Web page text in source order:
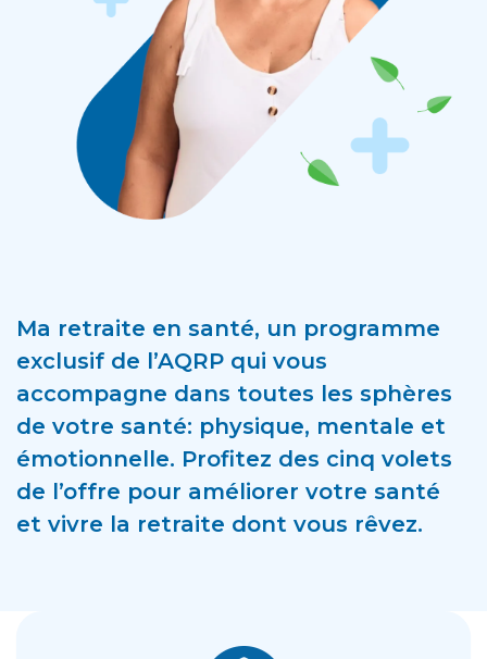
Ma retraite en santé, un programme
exclusif de l’AQRP qui vous
accompagne dans toutes les sphères
de votre santé: physique, mentale et
émotionnelle. Profitez des cinq volets
de l’offre pour améliorer votre santé
et vivre la retraite dont vous rêvez.